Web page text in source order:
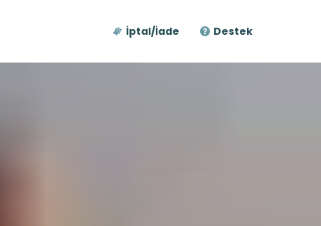
İptal/İade Destek